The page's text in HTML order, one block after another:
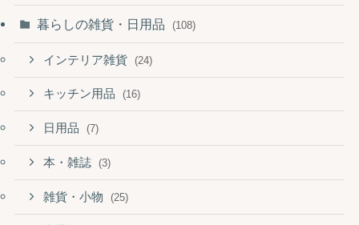
暮らしの雑貨・日用品 (108)
インテリア雑貨 (24)
キッチン用品 (16)
日用品 (7)
本・雑誌 (3)
雑貨・小物 (25)